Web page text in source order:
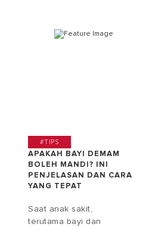
#TIPS
APAKAH BAYI DEMAM
BOLEH MANDI? INI
PENJELASAN DAN CARA
YANG TEPAT
Saat anak sakit,
terutama bayi dan